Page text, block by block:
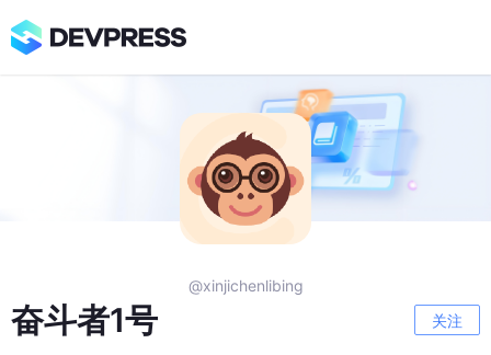
@xinjichenlibing
奋斗者1号 关注